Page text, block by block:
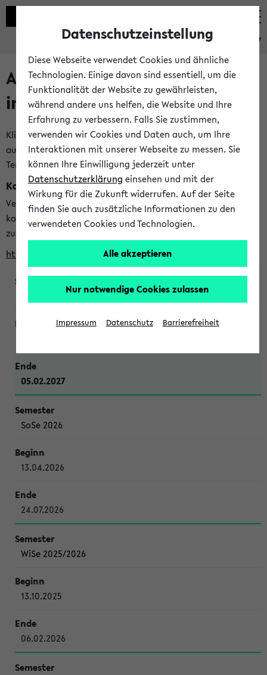
eKVV
Alle veröffentlichten Semester
im eKVV
Klicken Sie auf das Semester, welches Sie für Ihre Sitzung
auswählen möchten. Bitte beachten Sie auch die weiteren
Termine imKalender der Lehrplanung
Kalenderintegration
Verwenden Sie die folgende Adresse, um mit einer
kompatiblen Kalenderanwendung auf die Vorlesungszeiten
zuzugreifen (nähere Informationen
finden Sie hier
https://ekvv.uni-bielefeld.de/ws/calendar?vz
WiSe 2026/2027
05.02.2027
SoSe 2026
13.04.2026
24.07.2026
WiSe 2025/2026
13.10.2025
06.02.2026
Datenschutzeinstellung
Diese Webseite verwendet Cookies und ähnliche
Technologien. Einige davon sind essentiell, um die
Funktionalität der Website zu gewährleisten,
während andere uns helfen, die Website und Ihre
Erfahrung zu verbessern. Falls Sie zustimmen,
verwenden wir Cookies und Daten auch, um Ihre
Interaktionen mit unserer Webseite zu messen. Sie
können Ihre Einwilligung jederzeit unter
Datenschutzerklärung einsehen und mit der
Wirkung für die Zukunft widerrufen. Auf der Seite
finden Sie auch zusätzliche Informationen zu den
verwendeten Cookies und Technologien.
Alle akzeptieren
Nur notwendige Cookies zulassen
Impressum Datenschutz Barrierefreiheit